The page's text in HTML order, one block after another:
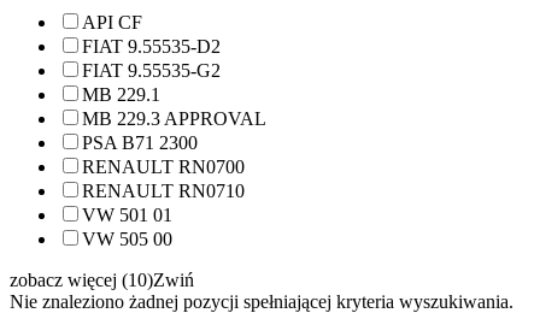
API CF
FIAT 9.55535-D2
FIAT 9.55535-G2
MB 229.1
MB 229.3 APPROVAL
PSA B71 2300
RENAULT RN0700
RENAULT RN0710
VW 501 01
VW 505 00
zobacz więcej (10)Zwiń
Nie znaleziono żadnej pozycji spełniającej kryteria wyszukiwania.